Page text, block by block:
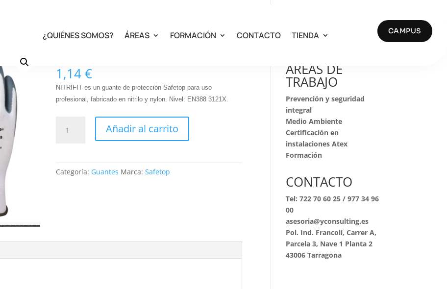
¿QUIÉNES SOMOS? ÁREAS FORMACIÓN CONTACTO TIENDA CAMPUS
1,14€
NITRIFIT es un guante de protección Safetop para uso
profesional, fabricado en nitrilo y nylon. Nivel: EN388 3121X.
NITRIFIT
Añadir al carrito
Categoría: Guantes Marca:Safetop
AREAS DE
TRABAJO
Prevención y seguridad
integral
Medio Ambiente
Certificación en
instalaciones Atex
Formación
CONTACTO
Tel:722 70 60 25 /977 34 96
00
asesoria@yconsulting.es
Pol. Ind. Francolí, Carrer A,
Parcela 3, Nave 1 Planta 2
43006 Tarragona